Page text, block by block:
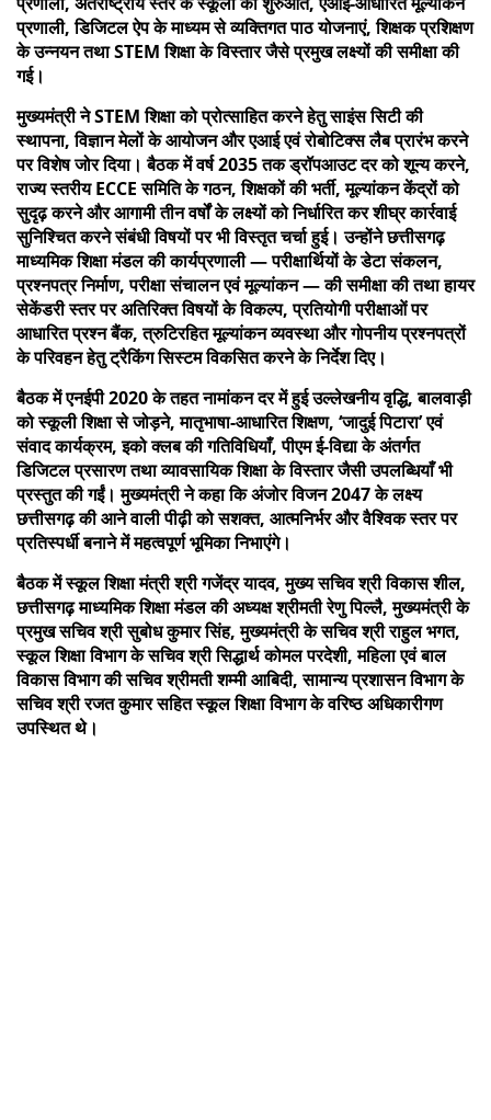
प्रणाली, डिजिटल ऐप के माध्यम से व्यक्तिगत पाठ योजनाएं, शिक्षक प्रशिक्षण
के उन्नयन तथा STEM शिक्षा के विस्तार जैसे प्रमुख लक्ष्यों की समीक्षा की
गई।
मुख्यमंत्री ने STEM शिक्षा को प्रोत्साहित करने हेतु साइंस सिटी की
स्थापना, विज्ञान मेलों के आयोजन और एआई एवं रोबोटिक्स लैब प्रारंभ करने
पर विशेष जोर दिया। बैठक में वर्ष 2035 तक ड्रॉपआउट दर को शून्य करने,
राज्य स्तरीय ECCE समिति के गठन, शिक्षकों की भर्ती, मूल्यांकन केंद्रों को
सुदृढ़ करने और आगामी तीन वर्षों के लक्ष्यों को निर्धारित कर शीघ्र कार्रवाई
सुनिश्चित करने संबंधी विषयों पर भी विस्तृत चर्चा हुई। उन्होंने छत्तीसगढ़
माध्यमिक शिक्षा मंडल की कार्यप्रणाली — परीक्षार्थियों के डेटा संकलन,
प्रश्नपत्र निर्माण, परीक्षा संचालन एवं मूल्यांकन — की समीक्षा की तथा हायर
सेकेंडरी स्तर पर अतिरिक्त विषयों के विकल्प, प्रतियोगी परीक्षाओं पर
आधारित प्रश्न बैंक, त्रुटिरहित मूल्यांकन व्यवस्था और गोपनीय प्रश्नपत्रों
के परिवहन हेतु ट्रैकिंग सिस्टम विकसित करने के निर्देश दिए।
बैठक में एनईपी 2020 के तहत नामांकन दर में हुई उल्लेखनीय वृद्धि, बालवाड़ी
को स्कूली शिक्षा से जोड़ने, मातृभाषा-आधारित शिक्षण, ‘जादुई पिटारा’ एवं
संवाद कार्यक्रम, इको क्लब की गतिविधियाँ, पीएम ई-विद्या के अंतर्गत
डिजिटल प्रसारण तथा व्यावसायिक शिक्षा के विस्तार जैसी उपलब्धियाँ भी
प्रस्तुत की गईं। मुख्यमंत्री ने कहा कि अंजोर विजन 2047 के लक्ष्य
छत्तीसगढ़ की आने वाली पीढ़ी को सशक्त, आत्मनिर्भर और वैश्विक स्तर पर
प्रतिस्पर्धी बनाने में महत्वपूर्ण भूमिका निभाएंगे।
बैठक में स्कूल शिक्षा मंत्री श्री गजेंद्र यादव, मुख्य सचिव श्री विकास शील,
छत्तीसगढ़ माध्यमिक शिक्षा मंडल की अध्यक्ष श्रीमती रेणु पिल्लै, मुख्यमंत्री के
प्रमुख सचिव श्री सुबोध कुमार सिंह, मुख्यमंत्री के सचिव श्री राहुल भगत,
स्कूल शिक्षा विभाग के सचिव श्री सिद्धार्थ कोमल परदेशी, महिला एवं बाल
विकास विभाग की सचिव श्रीमती शम्मी आबिदी, सामान्य प्रशासन विभाग के
सचिव श्री रजत कुमार सहित स्कूल शिक्षा विभाग के वरिष्ठ अधिकारीगण
उपस्थित थे।